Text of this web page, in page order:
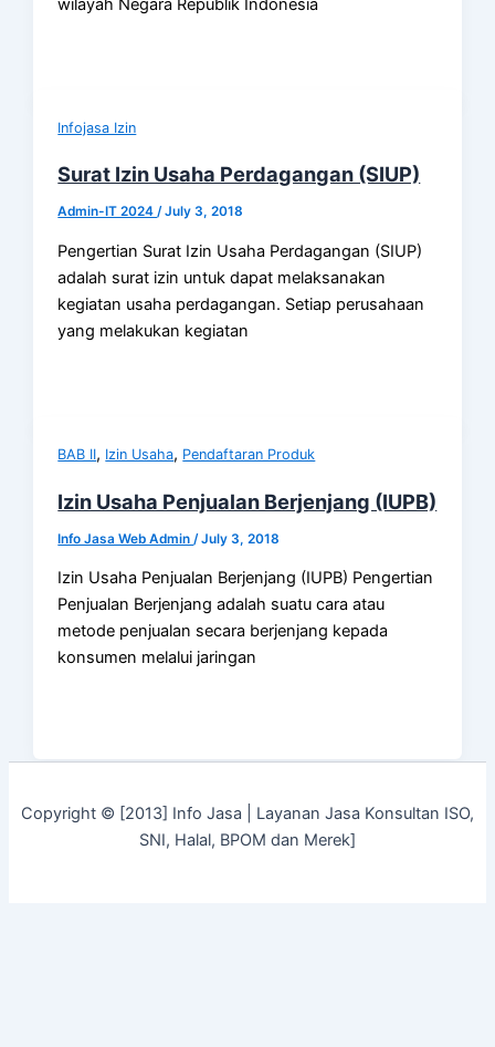
wilayah Negara Republik Indonesia
Infojasa Izin
Surat Izin Usaha Perdagangan (SIUP)
Admin-IT 2024/July 3, 2018
Pengertian Surat Izin Usaha Perdagangan (SIUP)
adalah surat izin untuk dapat melaksanakan
kegiatan usaha perdagangan. Setiap perusahaan
yang melakukan kegiatan
BAB II, Izin Usaha, Pendaftaran Produk
Izin Usaha Penjualan Berjenjang (IUPB)
Info Jasa Web Admin /July 3, 2018
Izin Usaha Penjualan Berjenjang (IUPB) Pengertian
Penjualan Berjenjang adalah suatu cara atau
metode penjualan secara berjenjang kepada
konsumen melalui jaringan
Copyright © [2013] Info Jasa | Layanan Jasa Konsultan ISO,
SNI, Halal, BPOM dan Merek]